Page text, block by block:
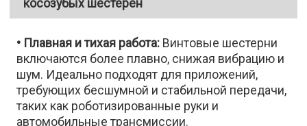
• Плавная и тихая работа: Винтовые шестерни
включаются более плавно, снижая вибрацию и
шум. Идеально подходят для приложений,
требующих бесшумной и стабильной передачи,
таких как роботизированные руки и
автомобильные трансмиссии.